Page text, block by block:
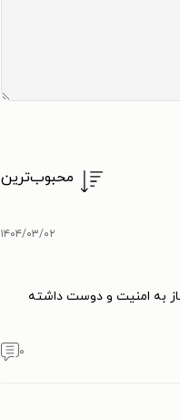
محبوب‌ترین
۱۴۰۴/۰۳/۰۲
و نیاز به امنیت و دوست داشته
۰